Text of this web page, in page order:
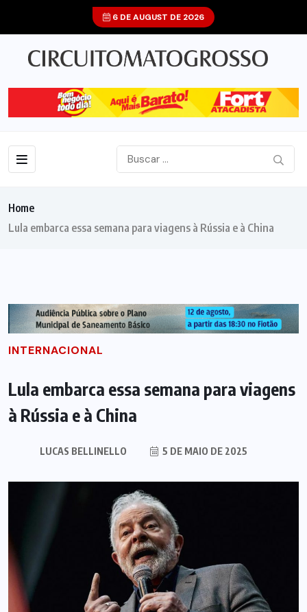
6 DE AUGUST DE 2026
Home
Lula embarca essa semana para viagens à Rússia e à China
INTERNACIONAL
Lula embarca essa semana para viagens
à Rússia e à China
LUCAS BELLINELLO 5 DE MAIO DE 2025